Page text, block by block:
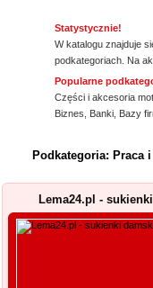
Statystycznie!
W katalogu znajduje
podkategoriach. Na
Popularne
Części i akcesoria
Biznes
Banki Bazy
Podkategoria: Praca
Lema24.pl -